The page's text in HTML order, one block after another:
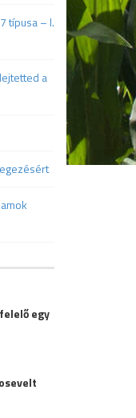
típusa – I.
a
egy